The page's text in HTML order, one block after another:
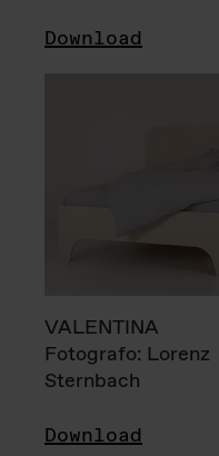
Download
VALENTINA
Fotografo: Lorenz
Sternbach
Download